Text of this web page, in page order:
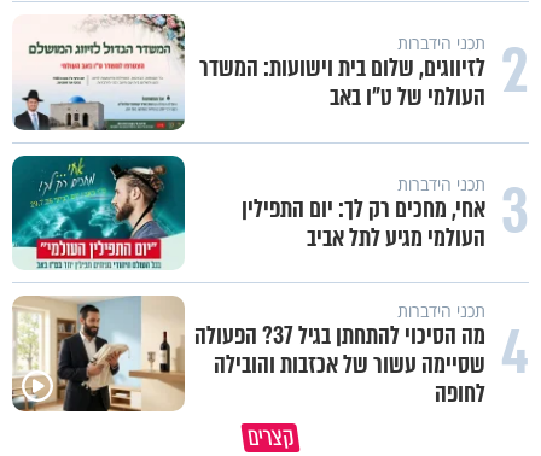
2 תכני הידברות
לזיווגים, שלום בית וישועות: המשדר
העולמי של ט"ו באב
3 תכני הידברות
אחי, מחכים רק לך: יום התפילין
העולמי מגיע לתל אביב
4 תכני הידברות
מה הסיכוי להתחתן בגיל 37? הפעולה
שסיימה עשור של אכזבות והובילה
לחופה
קצרים